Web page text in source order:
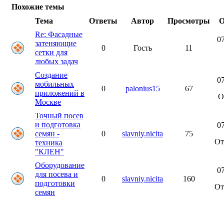
Похожие темы
Тема
Ответы Автор Просмотры
Re: Фасадные
затеняющие
сетки для
любых задач
0 Гость 11
Создание
мобильных
приложений в
Москве
0 palonius15 67
Точный посев
и подготовка
семян -
техника
"КЛЕН"
0 slavniy.nicita 75
Оборудование
для посева и
подготовки
семян
0 slavniy.nicita 160